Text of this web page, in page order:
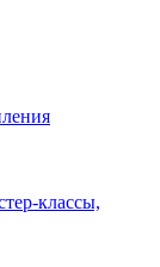
классы,